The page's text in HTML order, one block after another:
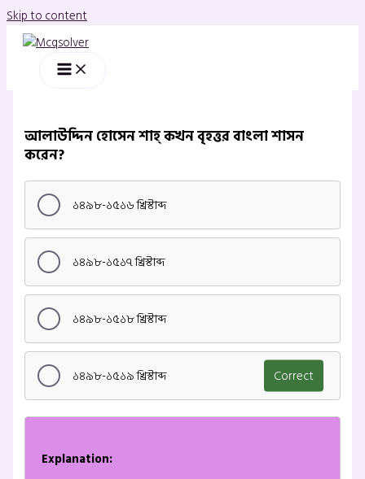
Skip to content
আলাউদ্দিন হোসেন শাহ্ কখন বৃহত্তর বাংলা শাসন
করেন?
১৪৯৮-১৫১৬ খ্রিস্টাব্দ
১৪৯৮-১৫১৭ খ্রিস্টাব্দ
১৪৯৮-১৫১৮ খ্রিস্টাব্দ
১৪৯৮-১৫১৯ খ্রিস্টাব্দ Correct
Explanation: